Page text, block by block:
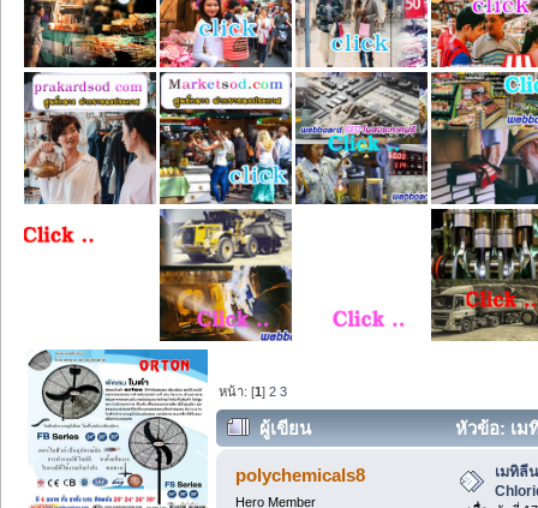
หน้า: [1]2 3
ผู้เขียน หัวข้อ: เม
polychemicals8
Hero Member
เมทิลี